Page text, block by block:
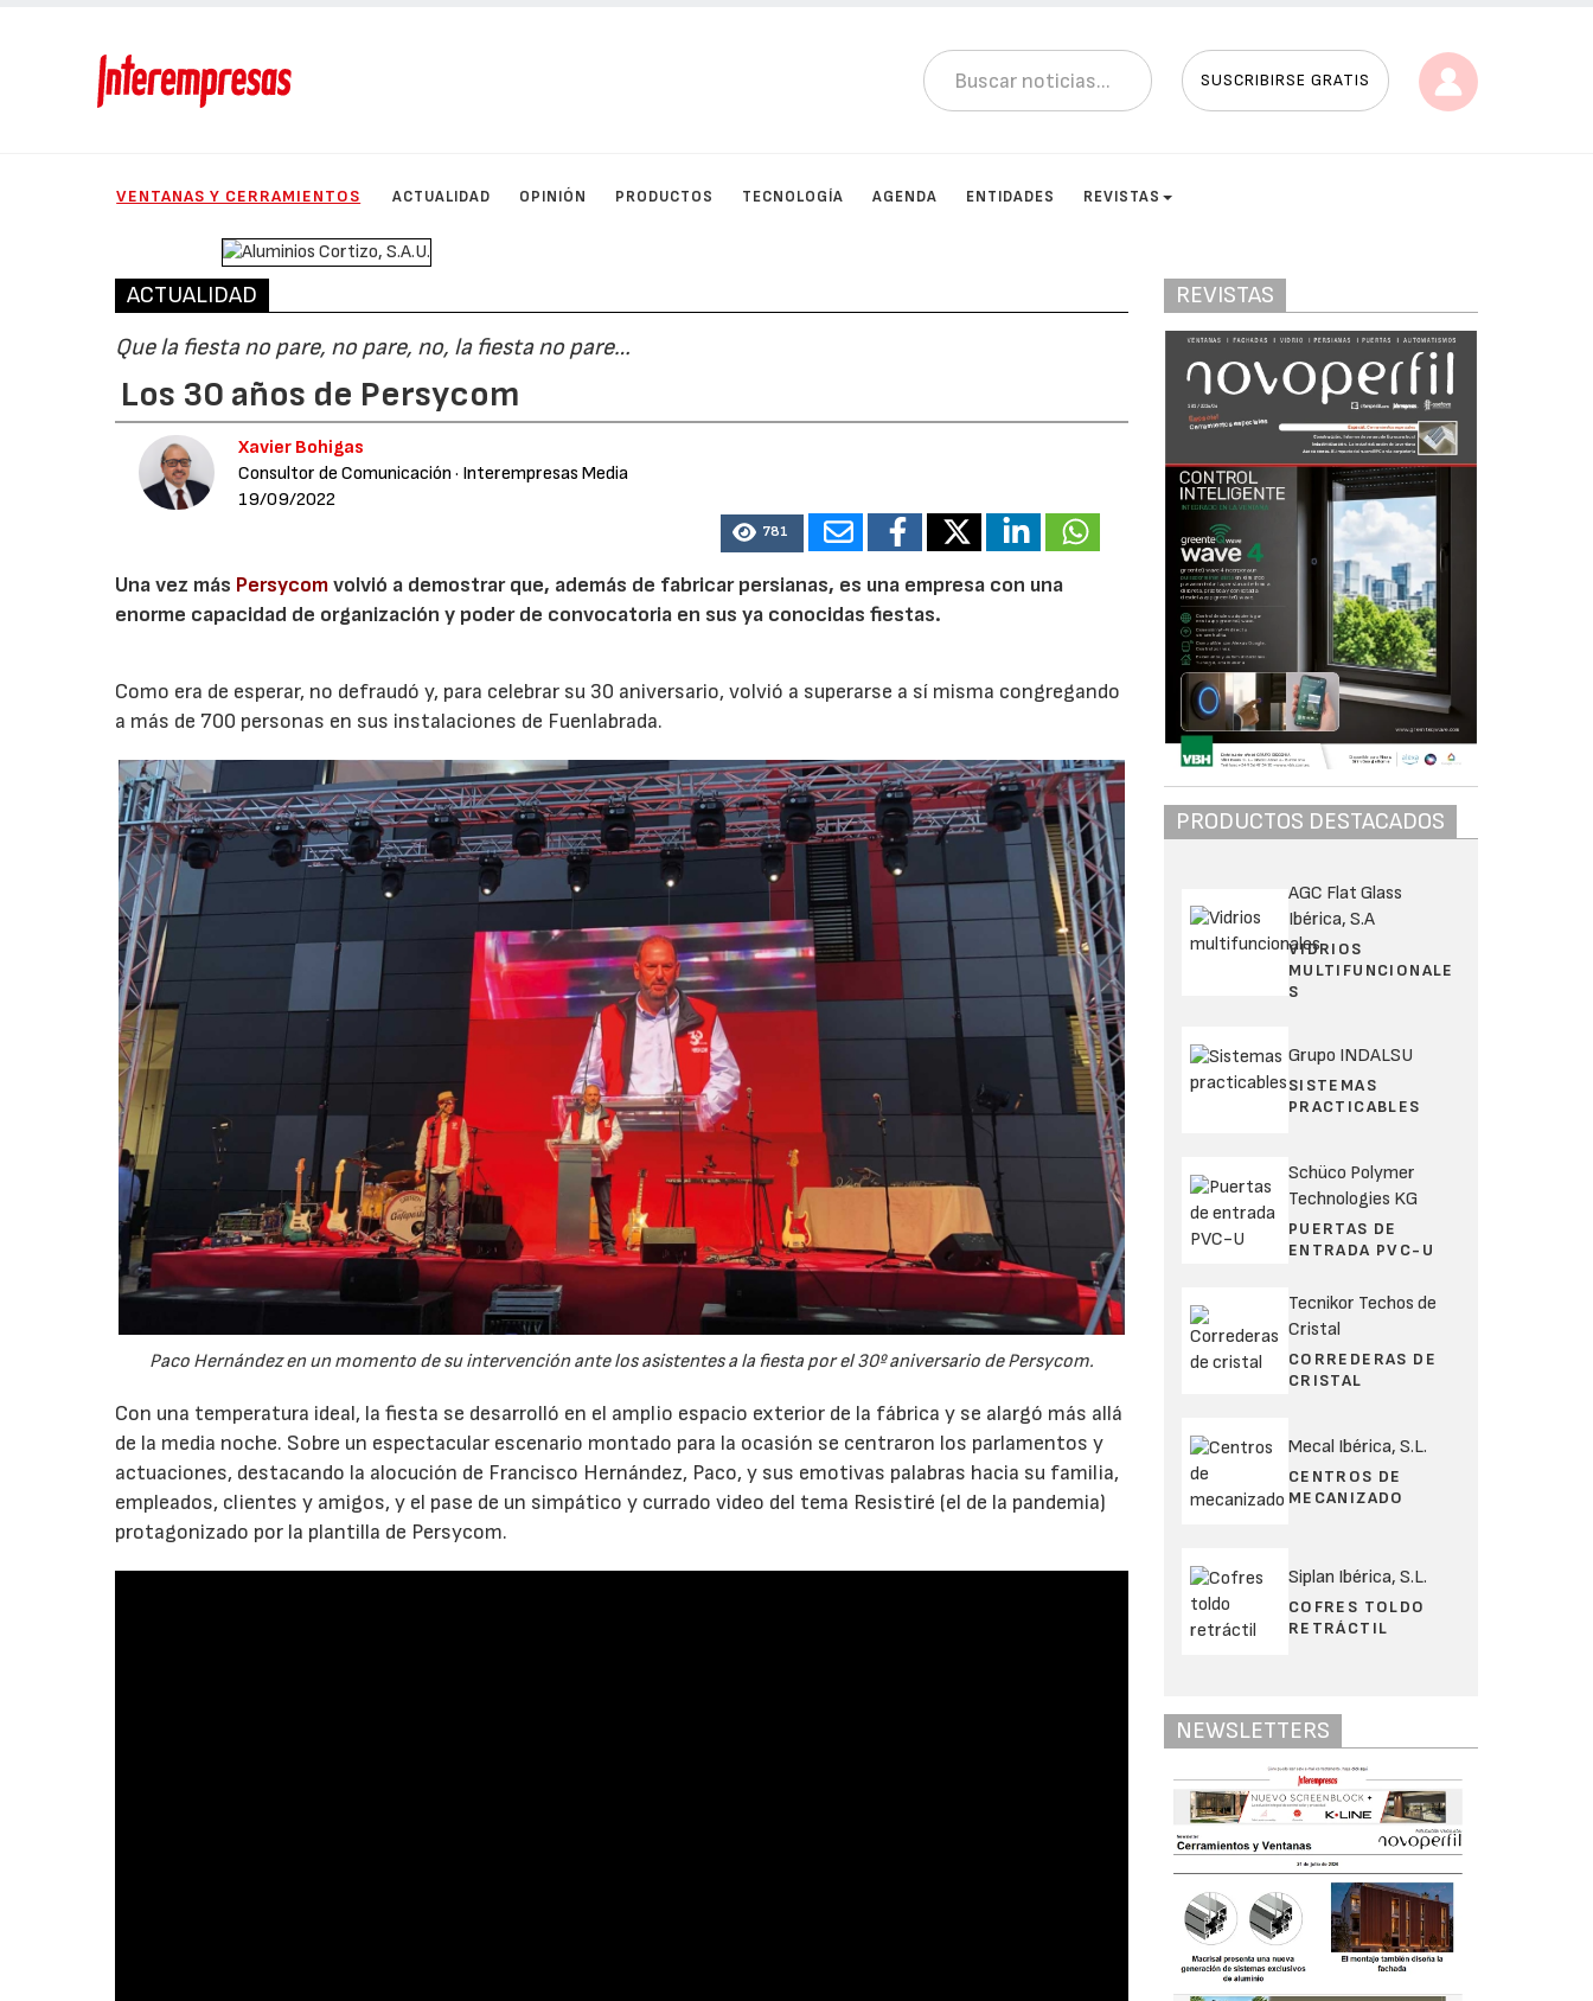
SUSCRIBIRSE GRATIS
VENTANAS Y CERRAMIENTOS ACTUALIDAD OPINIÓN PRODUCTOS TECNOLOGÍA AGENDA ENTIDADES REVISTAS
ACTUALIDAD
Que la fiesta no pare, no pare, no, la fiesta no pare…
Los 30 años de Persycom
Xavier Bohigas
Consultor de Comunicación · Interempresas Media
19/09/2022
781
Una vez más Persycomvolvió a demostrar que, además de fabricar persianas, es una empresa con una
enorme capacidad de organización y poder de convocatoria en sus ya conocidas fiestas.
Como era de esperar, no defraudó y, para celebrar su 30 aniversario, volvió a superarse a sí misma congregando
a más de 700 personas en sus instalaciones de Fuenlabrada.
Paco Hernández en un momento de su intervención ante los asistentes a la fiesta por el 30º aniversario de Persycom.
Con una temperatura ideal, la fiesta se desarrolló en el amplio espacio exterior de la fábrica y se alargó más allá
de la media noche. Sobre un espectacular escenario montado para la ocasión se centraron los parlamentos y
actuaciones, destacando la alocución de Francisco Hernández, Paco, y sus emotivas palabras hacia su familia,
empleados, clientes y amigos, y el pase de un simpático y currado video del tema Resistiré (el de la pandemia)
protagonizado por la plantilla de Persycom.
REVISTAS
PRODUCTOS DESTACADOS
AGC Flat Glass
Ibérica, S.A
VIDRIOS
MULTIFUNCIONALE
S
Grupo INDALSU
SISTEMAS
PRACTICABLES
Schüco Polymer
Technologies KG
PUERTAS DE
ENTRADA PVC-U
Tecnikor Techos de
Cristal
CORREDERAS DE
CRISTAL
Mecal Ibérica, S.L.
CENTROS DE
MECANIZADO
Siplan Ibérica, S.L.
COFRES TOLDO
RETRÁCTIL
NEWSLETTERS